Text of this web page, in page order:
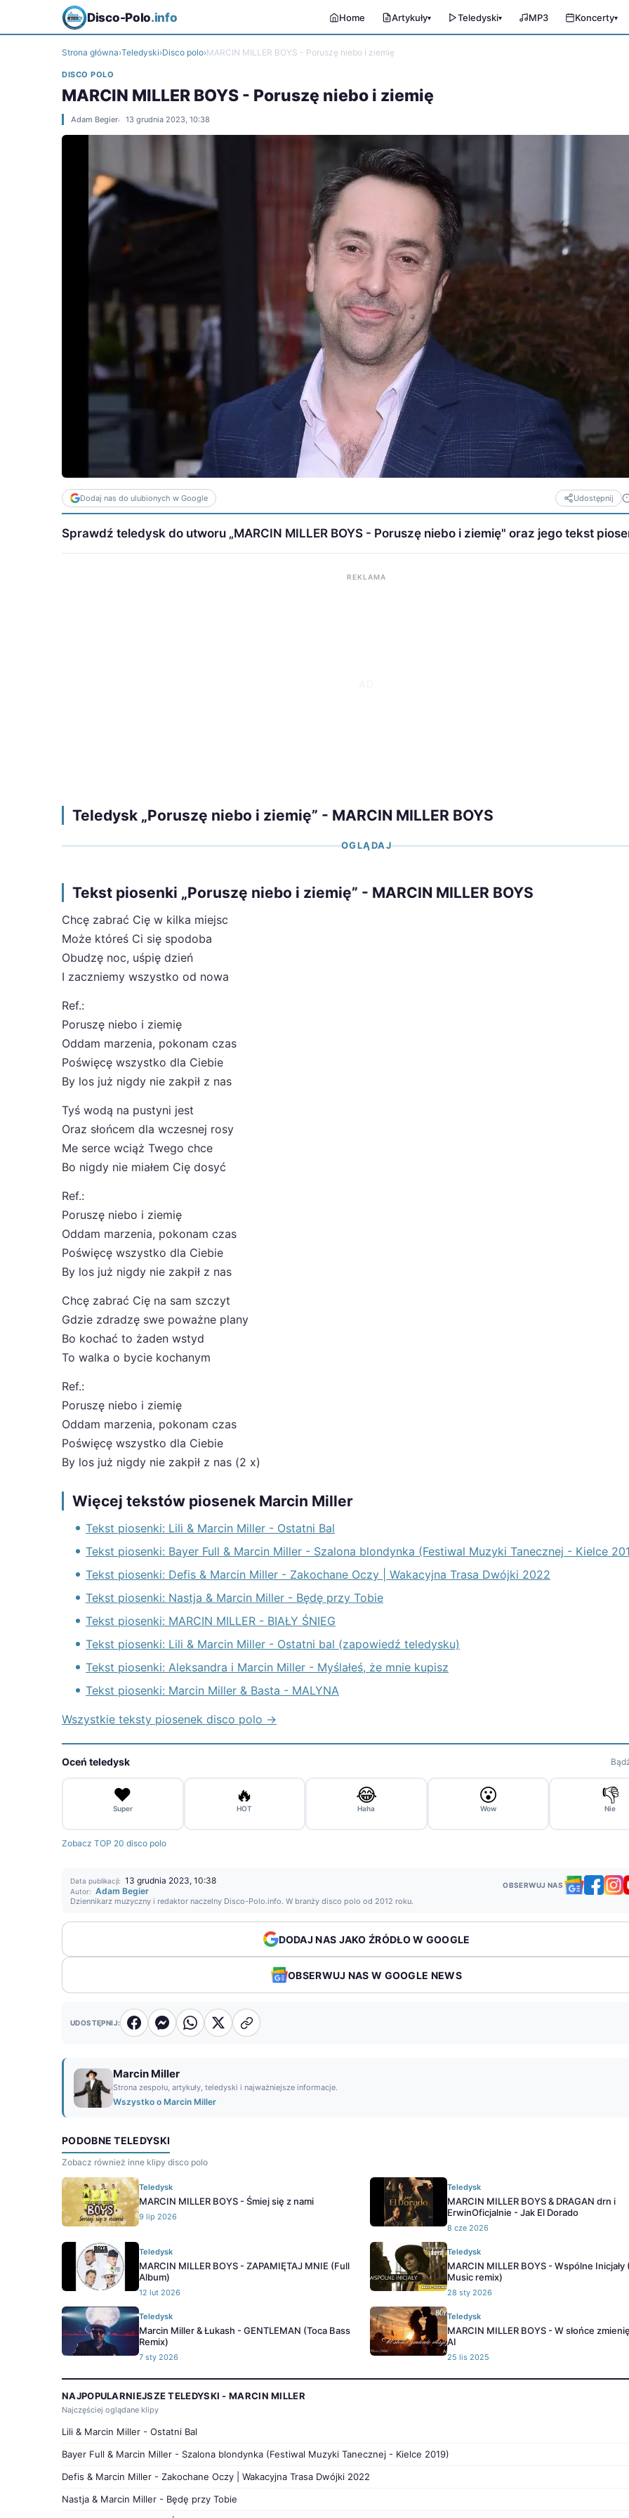
Disco-Polo.info Home Artykuły▾ Teledyski▾ MP3 Koncerty▾
Strona główna›Teledyski›Disco polo›MARCIN MILLER BOYS - Poruszę niebo i ziemię
DISCO POLO
MARCIN MILLER BOYS - Poruszę niebo i ziemię
Adam Begier 13 grudnia 2023, 10:38
Dodaj nas do ulubionych w Google Udostępnij
Sprawdź teledysk do utworu „MARCIN MILLER BOYS - Poruszę niebo i ziemię" oraz jego tekst
REKLAMA
Teledysk „Poruszę niebo i ziemię” - MARCIN MILLER BOYS
OGLĄDAJ
Tekst piosenki „Poruszę niebo i ziemię” - MARCIN MILLER BOYS
Chcę zabrać Cię w kilka miejsc
Może któreś Ci się spodoba
Obudzę noc, uśpię dzień
I zaczniemy wszystko od nowa
Ref.:
Poruszę niebo i ziemię
Oddam marzenia, pokonam czas
Poświęcę wszystko dla Ciebie
By los już nigdy nie zakpił z nas
Tyś wodą na pustyni jest
Oraz słońcem dla wczesnej rosy
Me serce wciąż Twego chce
Bo nigdy nie miałem Cię dosyć
Ref.:
Poruszę niebo i ziemię
Oddam marzenia, pokonam czas
Poświęcę wszystko dla Ciebie
By los już nigdy nie zakpił z nas
Chcę zabrać Cię na sam szczyt
Gdzie zdradzę swe poważne plany
Bo kochać to żaden wstyd
To walka o bycie kochanym
Ref.:
Poruszę niebo i ziemię
Oddam marzenia, pokonam czas
Poświęcę wszystko dla Ciebie
By los już nigdy nie zakpił z nas (2 x)
Więcej tekstów piosenek Marcin Miller
Tekst piosenki: Lili & Marcin Miller - Ostatni Bal
Tekst piosenki: Bayer Full & Marcin Miller - Szalona blondynka (Festiwal Muzyki Tanecznej - Kielce
Tekst piosenki: Defis & Marcin Miller - Zakochane Oczy | Wakacyjna Trasa Dwójki 2022
Tekst piosenki: Nastja & Marcin Miller - Będę przy Tobie
Tekst piosenki: MARCIN MILLER - BIAŁY ŚNIEG
Tekst piosenki: Lili & Marcin Miller - Ostatni bal (zapowiedź teledysku)
Tekst piosenki: Aleksandra i Marcin Miller - Myślałeś, że mnie kupisz
Tekst piosenki: Marcin Miller & Basta - MALYNA
Wszystkie teksty piosenek disco polo →
Oceń teledysk
❤️
Super
🔥
HOT
😂
Haha
😮
Wow
👎
Nie
Zobacz TOP 20 disco polo
Data publikacji: 13 grudnia 2023, 10:38
Autor: Adam Begier
Dziennikarz muzyczny i redaktor naczelny Disco-Polo.info. W branży disco polo od 2012 roku.
OBSERWUJ NAS
DODAJ NAS JAKO ŹRÓDŁO W GOOGLE
OBSERWUJ NAS W GOOGLE NEWS
UDOSTĘPNIJ:
Marcin Miller
Strona zespołu, artykuły, teledyski i najważniejsze informacje.
Wszystko o Marcin Miller
PODOBNE TELEDYSKI
Zobacz również inne klipy disco polo
Teledysk
MARCIN MILLER BOYS - Śmiej się z nami
9 lip 2026
Teledysk
MARCIN MILLER BOYS & DRAGAN drn i
ErwinOficjalnie - Jak El Dorado
8 cze 2026
Teledysk
MARCIN MILLER BOYS - ZAPAMIĘTAJ MNIE (Full
Album)
12 lut 2026
Teledysk
MARCIN MILLER BOYS - Wspólne Inicjały
Music remix)
28 sty 2026
Teledysk
Marcin Miller & Łukash - GENTLEMAN (Toca Bass
Remix)
7 sty 2026
Teledysk
MARCIN MILLER BOYS - W słońce
AI
25 lis 2025
NAJPOPULARNIEJSZE TELEDYSKI - MARCIN MILLER
Najczęściej oglądane klipy
Lili & Marcin Miller - Ostatni Bal
Bayer Full & Marcin Miller - Szalona blondynka (Festiwal Muzyki Tanecznej - Kielce 2019)
Defis & Marcin Miller - Zakochane Oczy | Wakacyjna Trasa Dwójki 2022
Nastja & Marcin Miller - Będę przy Tobie